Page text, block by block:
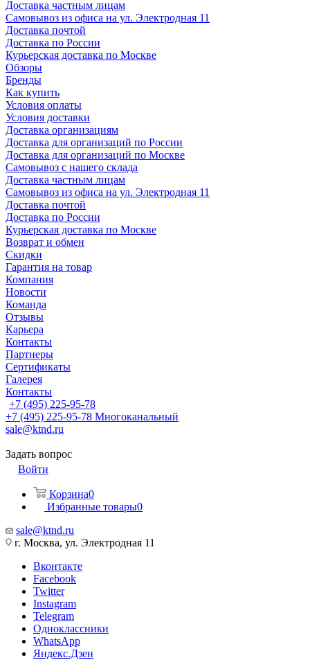
Доставка частным лицам
Самовывоз из офиса на ул. Электродная 11
Доставка почтой
Доставка по России
Курьерская доставка по Москве
Обзоры
Бренды
Как купить
Условия оплаты
Условия доставки
Доставка организациям
Доставка для организаций по России
Доставка для организаций по Москве
Самовывоз с нашего склада
Доставка частным лицам
Самовывоз из офиса на ул. Электродная 11
Доставка почтой
Доставка по России
Курьерская доставка по Москве
Возврат и обмен
Скидки
Гарантия на товар
Компания
Новости
Команда
Отзывы
Карьера
Контакты
Партнеры
Сертификаты
Галерея
Контакты
+7 (495) 225-95-78
+7 (495) 225-95-78 Многоканальный
sale@ktnd.ru
Задать вопрос
Войти
Корзина0
Избранные товары0
sale@ktnd.ru
г. Москва, ул. Электродная 11
Вконтакте
Facebook
Twitter
Instagram
Telegram
Одноклассники
WhatsApp
Яндекс.Дзен